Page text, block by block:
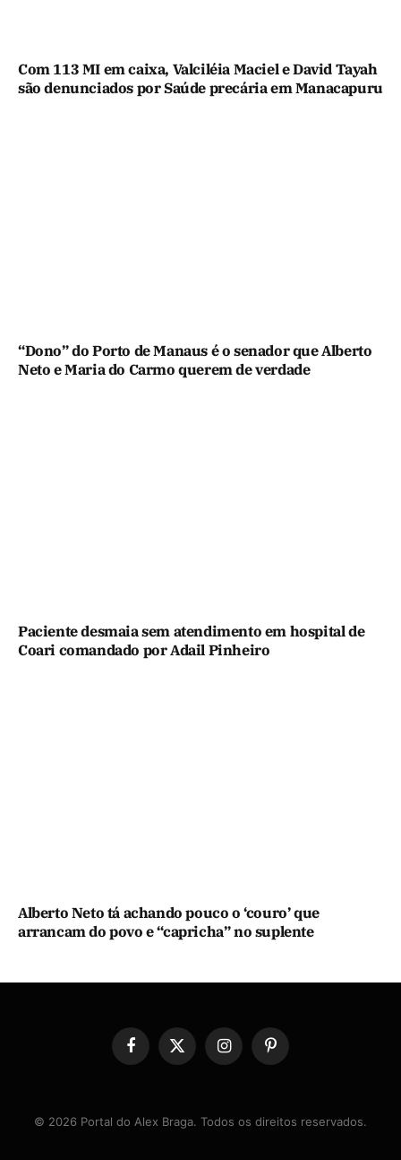
Com 113 MI em caixa, Valciléia Maciel e David Tayah
são denunciados por Saúde precária em Manacapuru
“Dono” do Porto de Manaus é o senador que Alberto
Neto e Maria do Carmo querem de verdade
Paciente desmaia sem atendimento em hospital de
Coari comandado por Adail Pinheiro
Alberto Neto tá achando pouco o ‘couro’ que
arrancam do povo e “capricha” no suplente
Facebook
X
(Twitter)
InstagramPinterest
© 2026 Portal do Alex Braga. Todos os direitos reservados.